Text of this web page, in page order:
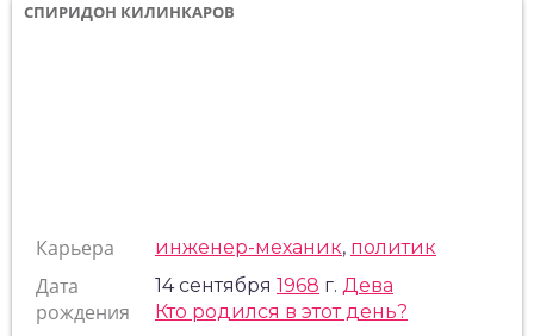
СПИРИДОН КИЛИНКАРОВ
Карьера инженер-механик, политик
Дата
рождения
14 сентября 1968 г. Дева
Кто родился в этот день?